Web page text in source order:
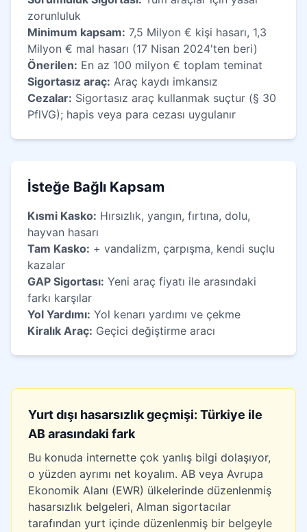
zorunluluk
Minimum kapsam: 7,5 Milyon € kişi hasarı, 1,3
Milyon € mal hasarı (17 Nisan 2024'ten beri)
Önerilen: En az 100 milyon € toplam teminat
Sigortasız araç: Araç kaydı imkansız
Cezalar: Sigortasız araç kullanmak suçtur (§ 30
PflVG); hapis veya para cezası uygulanır
İsteğe Bağlı Kapsam
Kısmi Kasko: Hırsızlık, yangın, fırtına, dolu,
hayvan hasarı
Tam Kasko: + vandalizm, çarpışma, kendi suçlu
kazalar
GAP Sigortası: Yeni araç fiyatı ile arasındaki
farkı karşılar
Yol Yardımı: Yol kenarı yardımı ve çekme
Kiralık Araç: Geçici değiştirme aracı
Yurt dışı hasarsızlık geçmişi: Türkiye ile
AB arasındaki fark
Bu konuda internette çok yanlış bilgi dolaşıyor,
o yüzden ayrımı net koyalım. AB veya Avrupa
Ekonomik Alanı (EWR) ülkelerinde düzenlenmiş
hasarsızlık belgeleri, Alman sigortacılar
tarafından yurt içinde düzenlenmiş bir belgeyle